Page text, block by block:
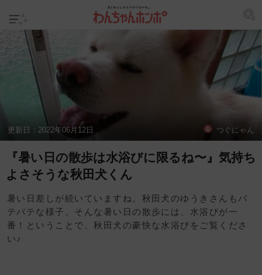
更新日： 2022年06月12日 つぐにゃん
『暑い日の散歩は水浴びに限るね〜』気持ち
よさそうな秋田犬くん
暑い日差しが続いていますね。秋田犬のゆうきさんもバ
テバテな様子。そんな暑い日の散歩には、水浴びが一
番！ということで、秋田犬の豪快な水浴びをご覧くださ
い♪